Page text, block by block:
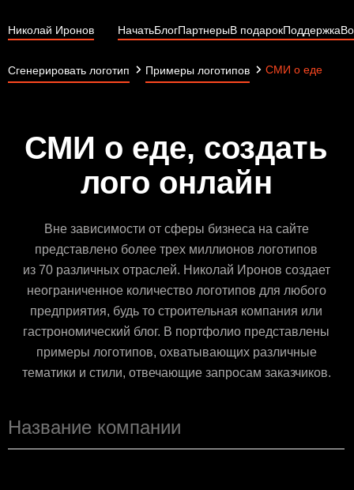
Николай Иронов НачатьБлогПартнерыВ подарокПоддержка
Сгенерировать логотип Примеры логотипов СМИ о еде
СМИ о еде, создать
лого онлайн
Вне зависимости от сферы бизнеса на сайте
представлено более трех миллионов логотипов
из 70 различных отраслей. Николай Иронов создает
неограниченное количество логотипов для любого
предприятия, будь то строительная компания или
гастрономический блог. В портфолио представлены
примеры логотипов, охватывающих различные
тематики и стили, отвечающие запросам заказчиков.